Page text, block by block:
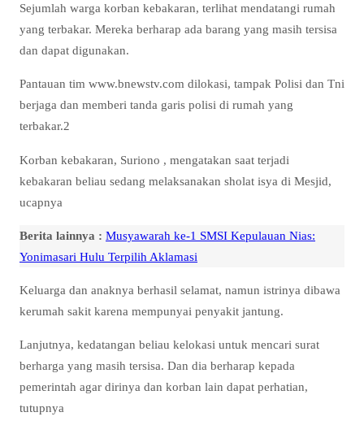
Sejumlah warga korban kebakaran, terlihat mendatangi rumah
yang terbakar. Mereka berharap ada barang yang masih tersisa
dan dapat digunakan.
Pantauan tim www.bnewstv.com dilokasi, tampak Polisi dan Tni
berjaga dan memberi tanda garis polisi di rumah yang
terbakar.2
Korban kebakaran, Suriono , mengatakan saat terjadi
kebakaran beliau sedang melaksanakan sholat isya di Mesjid,
ucapnya
Berita lainnya : Musyawarah ke-1 SMSI Kepulauan Nias:
Yonimasari Hulu Terpilih Aklamasi
Keluarga dan anaknya berhasil selamat, namun istrinya dibawa
kerumah sakit karena mempunyai penyakit jantung.
Lanjutnya, kedatangan beliau kelokasi untuk mencari surat
berharga yang masih tersisa. Dan dia berharap kepada
pemerintah agar dirinya dan korban lain dapat perhatian,
tutupnya